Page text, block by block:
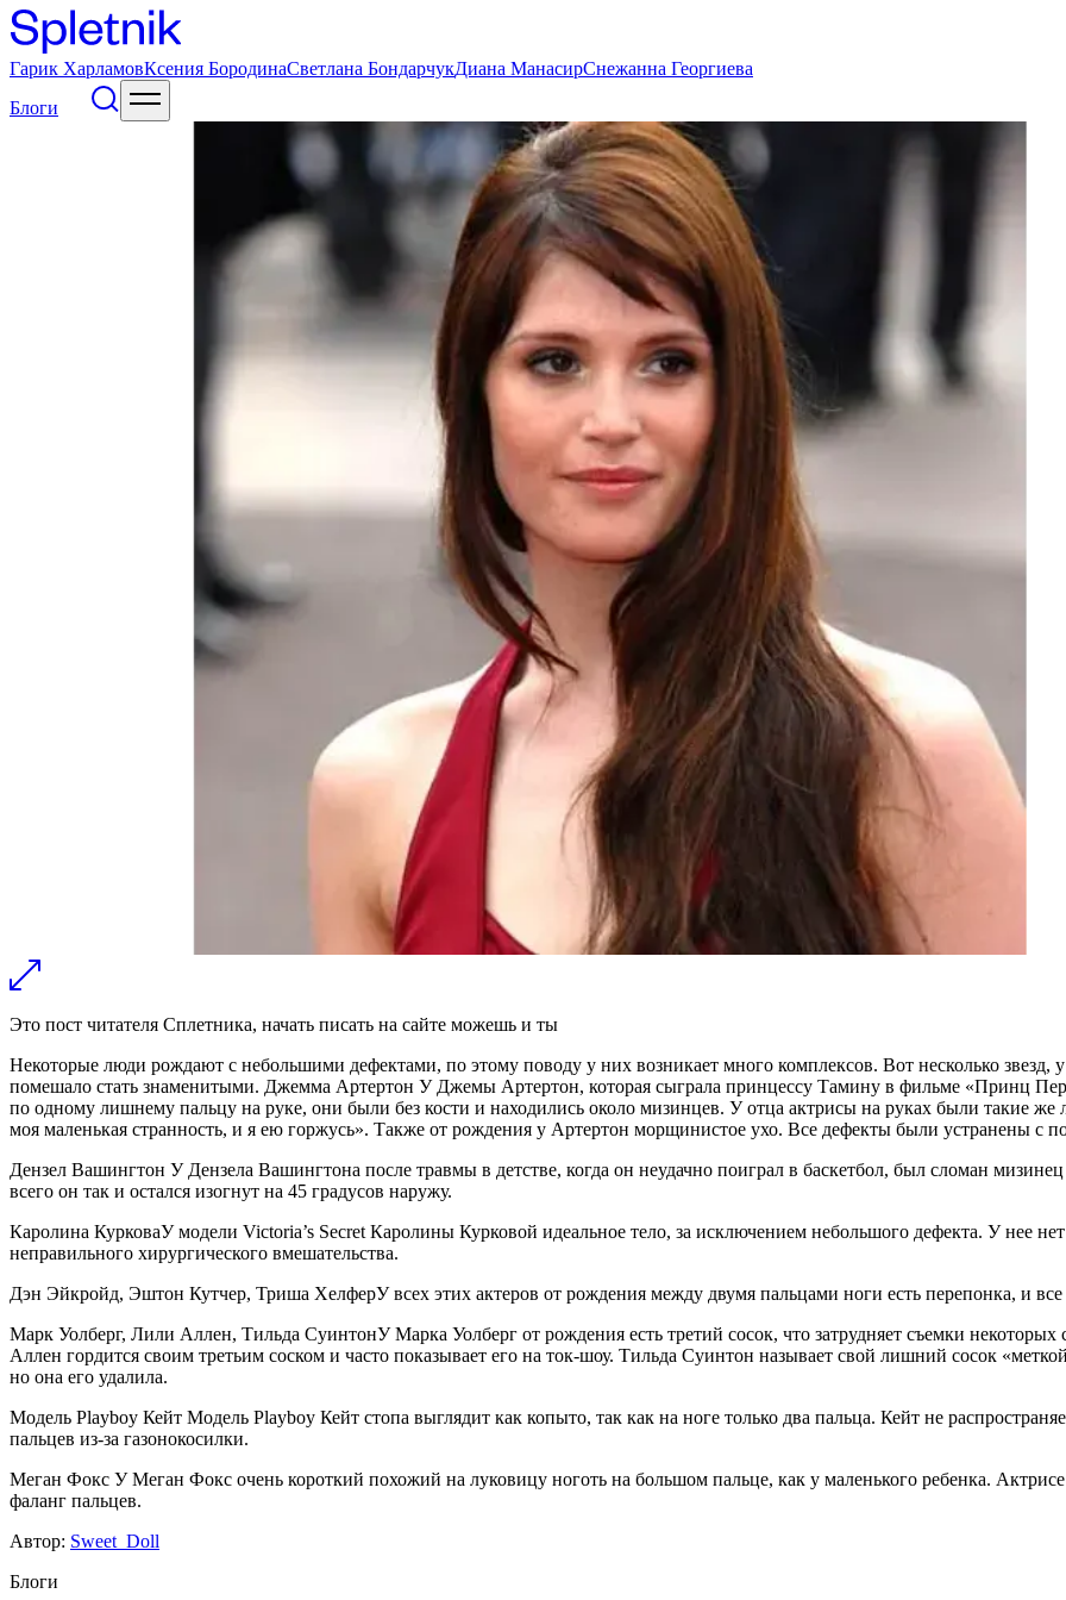
Гарик ХарламовКсения БородинаСветлана БондарчукДиана МанасирСнежанна Георгиева
Блоги
Это пост читателя Сплетника, начать писать на сайте можешь и ты
Некоторые люди рождают с небольшими дефектами, по этому поводу у них возникает много комплексов. Вот несколько звезд,
помешало стать знаменитыми. Джемма Артертон У Джемы Артертон, которая сыграла принцессу Тамину в фильме «Принц
по одному лишнему пальцу на руке, они были без кости и находились около мизинцев. У отца актрисы на руках были такие
моя маленькая странность, и я ею горжусь». Также от рождения у Артертон морщинистое ухо. Все дефекты были устранены с
Дензел Вашингтон У Дензела Вашингтона после травмы в детстве, когда он неудачно поиграл в баскетбол, был сломан
всего он так и остался изогнут на 45 градусов наружу.
Каролина КурковаУ модели Victoria’s Secret Каролины Курковой идеальное тело, за исключением небольшого дефекта. У нее нет
неправильного хирургического вмешательства.
Дэн Эйкройд, Эштон Кутчер, Триша ХелферУ всех этих актеров от рождения между двумя пальцами ноги есть перепонка, и
Марк Уолберг, Лили Аллен, Тильда СуинтонУ Марка Уолберг от рождения есть третий сосок, что затрудняет съемки
Аллен гордится своим третьим соском и часто показывает его на ток-шоу. Тильда Суинтон называет свой лишний сосок
но она его удалила.
Модель Playboy Кейт Модель Playboy Кейт стопа выглядит как копыто, так как на ноге только два пальца. Кейт не
пальцев из-за газонокосилки.
Меган Фокс У Меган Фокс очень короткий похожий на луковицу ноготь на большом пальце, как у маленького ребенка.
фаланг пальцев.
Автор: Sweet_Doll
Блоги